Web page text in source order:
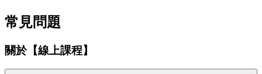
常見問題
關於【線上課程】